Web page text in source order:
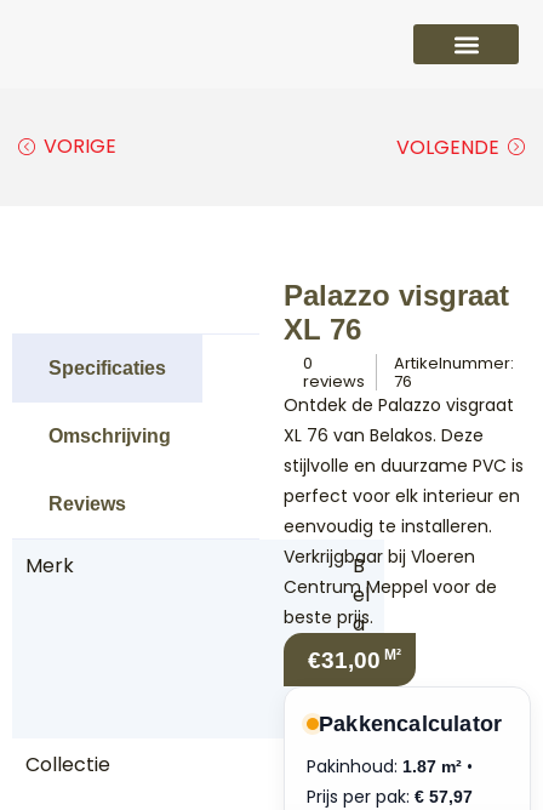
VORIGE VOLGENDE
Specificaties
Omschrijving
Reviews
Merk
B
el
a
k
o
s
Collectie
P
al
Palazzo visgraat
XL 76
0
reviews
Artikelnummer:
76
Ontdek de Palazzo visgraat
XL 76 van Belakos. Deze
stijlvolle en duurzame PVC is
perfect voor elk interieur en
eenvoudig te installeren.
Verkrijgbaar bij Vloeren
Centrum Meppel voor de
beste prijs.
€31,00 M²
Pakkencalculator
Pakinhoud: 1.87 m² •
Prijs per pak: € 57,97